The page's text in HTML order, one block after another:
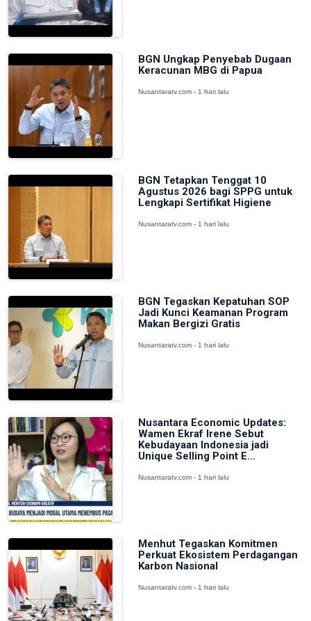
BGN Ungkap Penyebab Dugaan
Keracunan MBG di Papua
Nusantaratv.com - 1 hari lalu
BGN Tetapkan Tenggat 10
Agustus 2026 bagi SPPG untuk
Lengkapi Sertifikat Higiene
Nusantaratv.com - 1 hari lalu
BGN Tegaskan Kepatuhan SOP
Jadi Kunci Keamanan Program
Makan Bergizi Gratis
Nusantaratv.com - 1 hari lalu
Nusantara Economic Updates:
Wamen Ekraf Irene Sebut
Kebudayaan Indonesia jadi
Unique Selling Point E...
Nusantaratv.com - 1 hari lalu
Menhut Tegaskan Komitmen
Perkuat Ekosistem Perdagangan
Karbon Nasional
Nusantaratv.com - 1 hari lalu